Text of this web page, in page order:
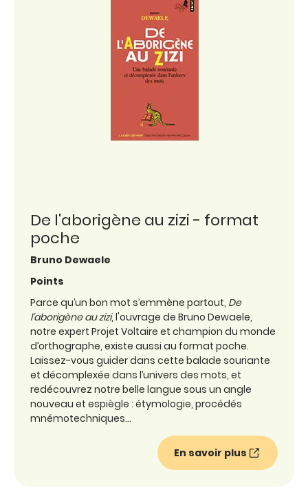
De l'aborigène au zizi - format
poche
Bruno Dewaele
Points
Parce qu’un bon mot s’emmène partout, De
l’aborigène au zizi, l'ouvrage de Bruno Dewaele,
notre expert Projet Voltaire et champion du monde
d’orthographe, existe aussi au format poche.
Laissez-vous guider dans cette balade souriante
et décomplexée dans l’univers des mots, et
redécouvrez notre belle langue sous un angle
nouveau et espiègle : étymologie, procédés
mnémotechniques…
En savoir plus